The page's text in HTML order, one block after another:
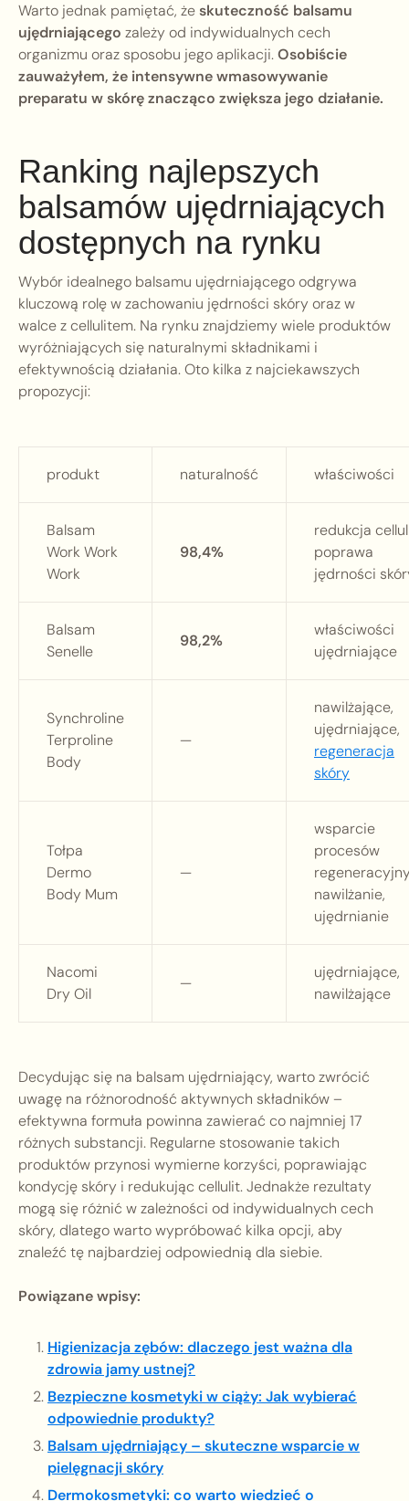
Warto jednak pamiętać, żeskuteczność balsamu
ujędrniającego zależy od indywidualnych cech
organizmu oraz sposobu jego aplikacji.Osobiście
zauważyłem, że intensywne wmasowywanie
preparatu w skórę znacząco zwiększa jego działanie.
Ranking najlepszych
balsamów ujędrniających
dostępnych na rynku
Wybór idealnego balsamu ujędrniającego odgrywa
kluczową rolę w zachowaniu jędrności skóry oraz w
walce z cellulitem. Na rynku znajdziemy wiele produktów
wyróżniających się naturalnymi składnikami i
efektywnością działania. Oto kilka z najciekawszych
propozycji:
produkt naturalność właściwości
Balsam
Work Work
Work
98,4%
redukcja
poprawa
jędrności
Balsam
Senelle
98,2%
właściwości
ujędrniające
Synchroline
Terproline
Body
—
nawilżające,
ujędrniające,
regeneracja
skóry
Tołpa
Dermo
Body Mum
—
wsparcie
procesów
nawilżanie,
ujędrnianie
Nacomi
Dry Oil
—
ujędrniające,
nawilżające
Decydując się na balsam ujędrniający, warto zwrócić
uwagę na różnorodność aktywnych składników –
efektywna formuła powinna zawierać co najmniej 17
różnych substancji. Regularne stosowanie takich
produktów przynosi wymierne korzyści, poprawiając
kondycję skóry i redukując cellulit. Jednakże rezultaty
mogą się różnić w zależności od indywidualnych cech
skóry, dlatego warto wypróbować kilka opcji, aby
znaleźć tę najbardziej odpowiednią dla siebie.
Powiązane wpisy:
Higienizacja zębów: dlaczego jest ważna dla
zdrowia jamy ustnej?
Bezpieczne kosmetyki w ciąży: Jak wybierać
odpowiednie produkty?
Balsam ujędrniający – skuteczne wsparcie w
pielęgnacji skóry
Dermokosmetyki: co warto wiedzieć o